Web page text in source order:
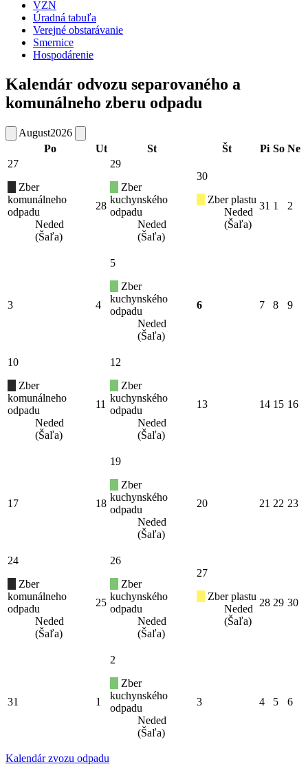
VZN
Úradná tabuľa
Verejné obstarávanie
Smernice
Hospodárenie
Kalendár odvozu separovaného a
komunálneho zberu odpadu
August2026
Po
Ut St Št Pi So Ne
27
Zber
komunálneho
odpadu
Neded
(Šaľa)
28
29
Zber
kuchynského
odpadu
Neded
(Šaľa)
30
Zber plastu
Neded
(Šaľa)
31 1 2
3 4
5
Zber
kuchynského
odpadu
Neded
(Šaľa)
6 7 8 9
10
Zber
komunálneho
odpadu
Neded
(Šaľa)
11
12
Zber
kuchynského
odpadu
Neded
(Šaľa)
13 14 15 16
17 18
19
Zber
kuchynského
odpadu
Neded
(Šaľa)
20 21 22 23
24
Zber
komunálneho
odpadu
Neded
(Šaľa)
25
26
Zber
kuchynského
odpadu
Neded
(Šaľa)
27
Zber plastu
Neded
(Šaľa)
28 29 30
31 1
2
Zber
kuchynského
odpadu
Neded
(Šaľa)
3 4 5 6
Kalendár zvozu odpadu